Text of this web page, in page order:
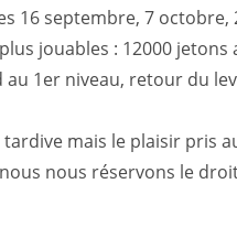
16 septembre, 7
jouables : 12000 jetons
1er niveau, retour du
mais le plaisir pris
nous réservons le